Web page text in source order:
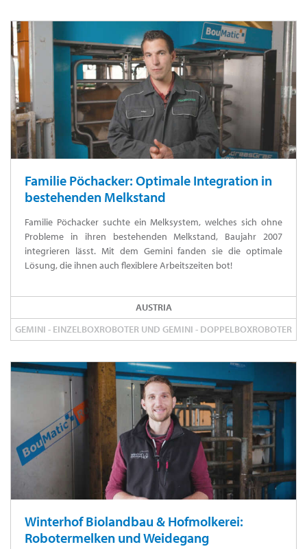
Familie Pöchacker: Optimale Integration in
bestehenden Melkstand
Familie Pöchacker suchte ein Melksystem, welches sich ohne
Probleme in ihren bestehenden Melkstand, Baujahr 2007
integrieren lässt. Mit dem Gemini fanden sie die optimale
Lösung, die ihnen auch flexiblere Arbeitszeiten bot!
AUSTRIA
GEMINI - EINZELBOXROBOTER UND GEMINI - DOPPELBOXROBOTER
Winterhof Biolandbau & Hofmolkerei:
Robotermelken und Weidegang